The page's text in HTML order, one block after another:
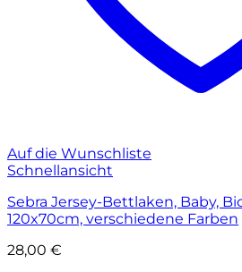
Auf die Wunschliste
Schnellansicht
Sebra Jersey-Bettlaken, Baby,
120x70cm, verschiedene Farben
28,00 €